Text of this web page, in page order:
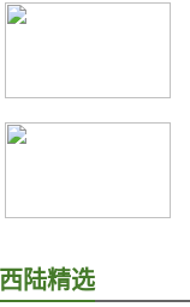
西陆精选